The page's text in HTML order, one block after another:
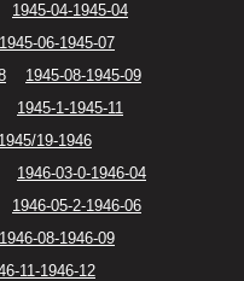
1945-04-1945-04
1945-06-1945-07
1945-08-1945-09
1945-1-1945-11
1945/19-1946
1946-03-0-1946-04
1946-05-2-1946-06
1946-08-1946-09
11-1946-12